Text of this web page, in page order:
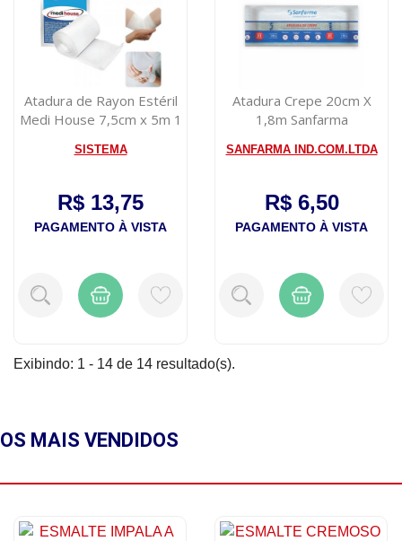
Atadura de Rayon Estéril
Medi House 7,5cm x 5m 1
SISTEMA
R$ 13,75
PAGAMENTO À VISTA
Atadura Crepe 20cm X
1,8m Sanfarma
SANFARMA IND.COM.LTDA
R$ 6,50
PAGAMENTO À VISTA
Exibindo: 1 - 14 de 14 resultado(s).
OS MAIS VENDIDOS